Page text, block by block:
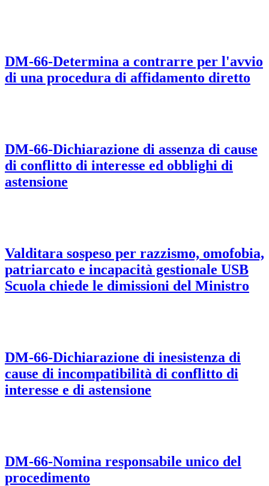
DM-66-Determina a contrarre per l'avvio
di una procedura di affidamento diretto
DM-66-Dichiarazione di assenza di cause
di conflitto di interesse ed obblighi di
astensione
Valditara sospeso per razzismo, omofobia,
patriarcato e incapacità gestionale USB
Scuola chiede le dimissioni del Ministro
DM-66-Dichiarazione di inesistenza di
cause di incompatibilità di conflitto di
interesse e di astensione
DM-66-Nomina responsabile unico del
procedimento